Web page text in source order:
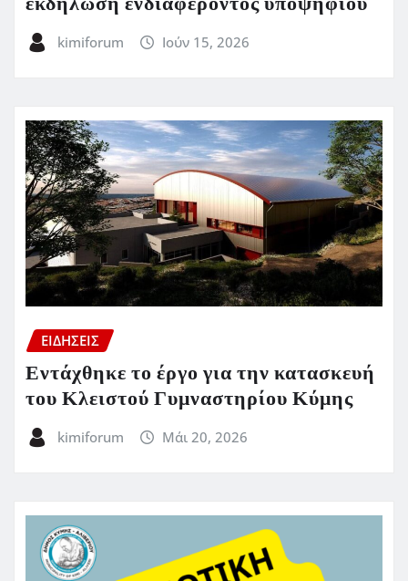
kimiforum Ιούν 15, 2026
ΕΙΔΗΣΕΙΣ
Εντάχθηκε το έργο για την κατασκευή
του Κλειστού Γυμναστηρίου Κύμης
kimiforum Μάι 20, 2026